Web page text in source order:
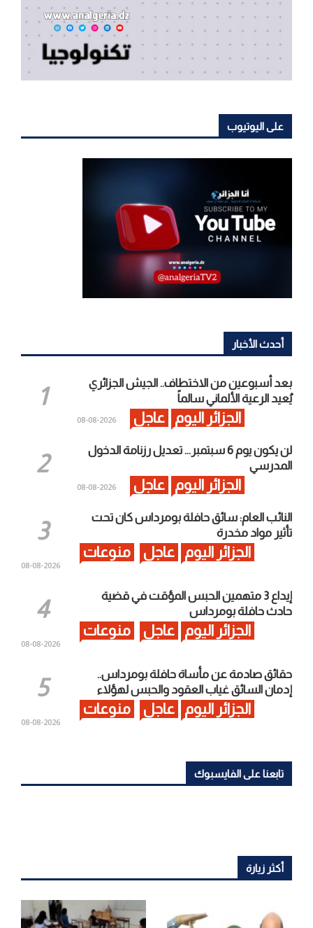
على اليوتيوب
أحدث الأخبار
بعد أسبوعين من الاختطاف.. الجيش الجزائري
يُعيد الرعية الألماني سالماً
الجزائر اليوم عاجل 2026-08-08
لن يكون يوم 6 سبتمبر… تعديل رزنامة الدخول
المدرسي
الجزائر اليوم عاجل 2026-08-08
النائب العام: سائق حافلة بومرداس كان تحت
تأثير مواد مخدرة
الجزائر اليوم عاجل منوعات
2026-08-08
إيداع 3 متهمين الحبس المؤقت في قضية
حادث حافلة بومرداس
الجزائر اليوم عاجل منوعات
2026-08-08
حقائق صادمة عن مأساة حافلة بومرداس..
إدمان السائق غياب العقود والحبس لهؤلاء
الجزائر اليوم عاجل منوعات
2026-08-08
تابعنا على الفايسبوك
أكثر زيارة